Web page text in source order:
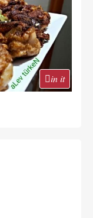
in it